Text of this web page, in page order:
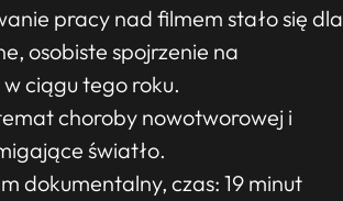
pracy nad filmem stało się dla
osobiste spojrzenie na
ciągu tego roku.
choroby nowotworowej i
światło.
dokumentalny, czas: 19 minut